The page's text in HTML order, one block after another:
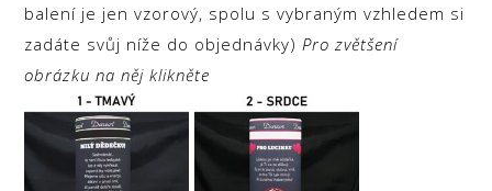
Výdejní místo (Na Obci 252, 393 01
Pelhřimov)
balení je jen vzorový, spolu s vybraným vzhledem si
zadáte svůj níže do objednávky) Pro zvětšení
obrázku na něj klikněte